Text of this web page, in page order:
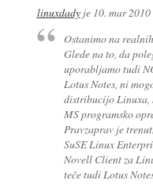
linuxdadyje 10. mar
Ostanimo na
Glede na to, da
uporabljamo tudi
Lotus Notes, ni
distribucijo Linuxa,
MS programsko
Pravzaprav je
SuSE Linux
Novell Client za
teče tudi Lotus